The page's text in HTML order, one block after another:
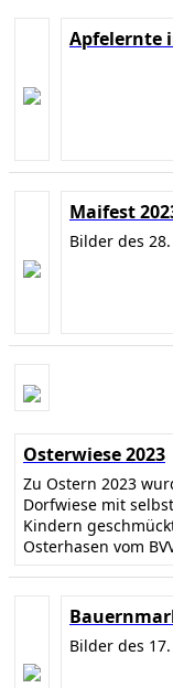
Apfelernte
Maifest
Bilder des
Osterwiese 2023
Zu Ostern 2023
Dorfwiese mit
Kindern
Osterhasen vom
Bilder des